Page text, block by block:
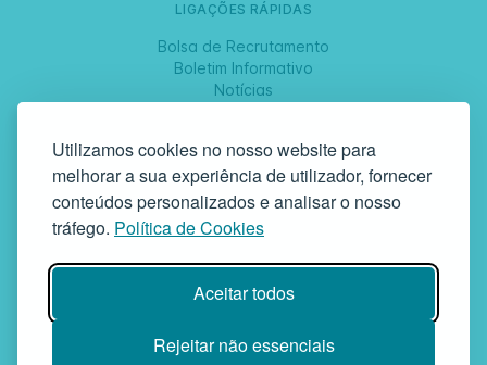
Utilizamos cookies no nosso website para
melhorar a sua experiência de utilizador, fornecer
conteúdos personalizados e analisar o nosso
tráfego. Política de Cookies
Aceitar todos
Rejeitar não essenciais
LIGAÇÕES RÁPIDAS
Bolsa de Recrutamento
Boletim Informativo
Notícias
SIGA-NOS
GAF | Gabinete de Atendimento à Família
Rua da Bandeira, 342 | 4900-561 Viana do Castelo | tel +351 258
Instituição Particular de Solidariedade Social | Inscrição nº 58/96
Publicada em D.R. III 14-03-1997 | N.º Contribuinte 503748935